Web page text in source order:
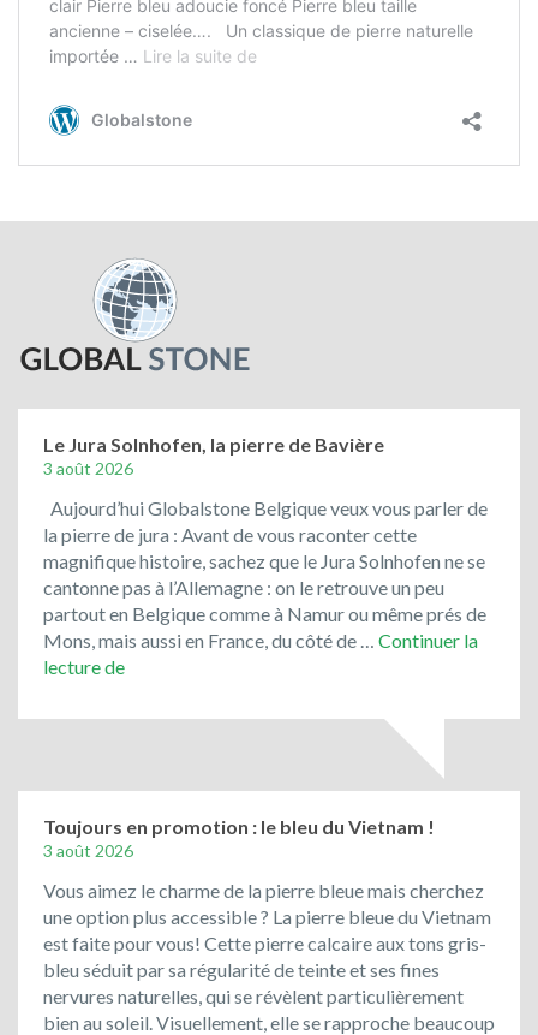
Le Jura Solnhofen, la pierre de Bavière
3 août 2026
Aujourd’hui Globalstone Belgique veux vous parler de
la pierre de jura : Avant de vous raconter cette
magnifique histoire, sachez que le Jura Solnhofen ne se
cantonne pas à l’Allemagne : on le retrouve un peu
partout en Belgique comme à Namur ou même prés de
Mons, mais aussi en France, du côté de … Continuer la
lecture deLe
Solnhofen,
de
Bavière
Toujours en promotion : le bleu du Vietnam !
3 août 2026
Vous aimez le charme de la pierre bleue mais cherchez
une option plus accessible ? La pierre bleue du Vietnam
est faite pour vous! Cette pierre calcaire aux tons gris-
bleu séduit par sa régularité de teinte et ses fines
nervures naturelles, qui se révèlent particulièrement
bien au soleil. Visuellement, elle se rapproche beaucoup